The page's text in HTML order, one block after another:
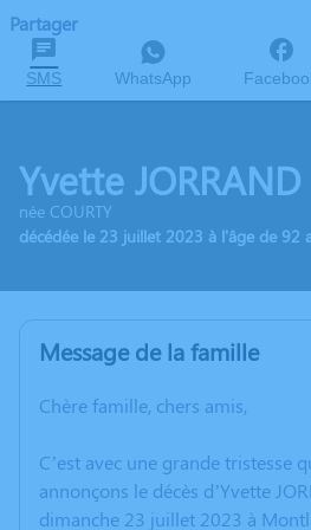
Partager
SMS WhatsApp
Yvette JORRAND
née COURTY
décédée le 23 juillet 2023 à l'âge de 92
Message de la famille
Chère famille, chers amis,
C’est avec une grande tristesse
annonçons le décès d’Yvette
dimanche 23 juillet 2023 à